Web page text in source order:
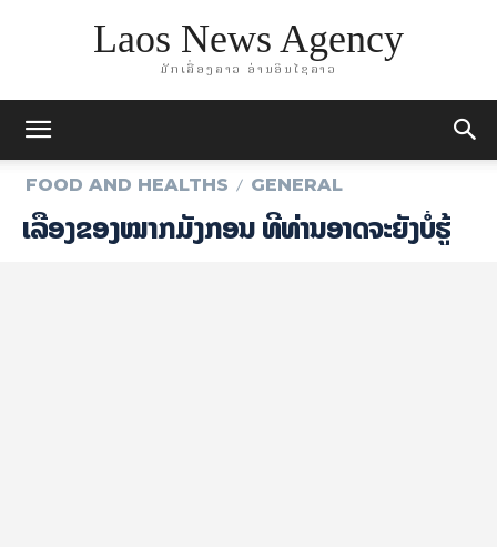
Laos News Agency
ມັກເລື່ອງລາວ ອ່ານອິນໄຊລາວ
FOOD AND HEALTHS GENERAL
ເລື່ອງຂອງໝາກມັງກອນ ທີ່ທ່ານອາດຈະຍັງບໍ່ຮູ້